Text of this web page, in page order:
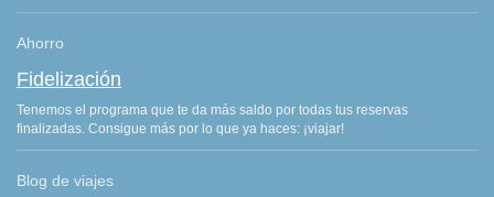
Ahorro
Fidelización
Tenemos el programa que te da más saldo por todas tus reservas
finalizadas. Consigue más por lo que ya haces: ¡viajar!
Blog de viajes